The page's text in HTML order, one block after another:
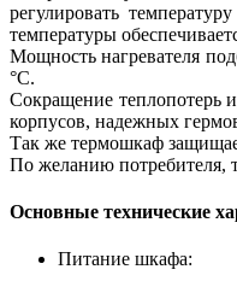
регулировать
температуры
Мощность нагревателя
°С.
Сокращение теплопотерь
корпусов, надежных
Так же термошкаф
По желанию потребителя,
Основные технические
Питание шкафа: